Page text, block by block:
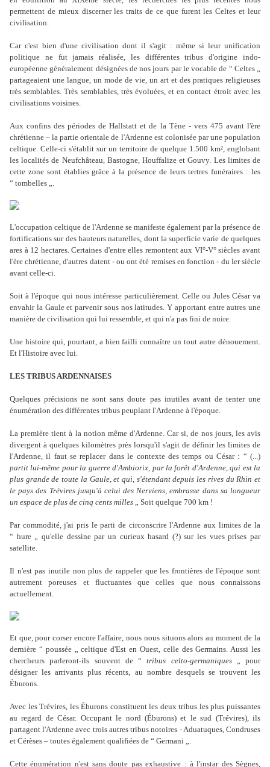
permettent de mieux discerner les traits de ce que furent les Celtes et leur
civilisation.
Car c'est bien d'une civilisation dont il s'agit : même si leur unification
politique ne fut jamais réalisée, les différentes tribus d'origine indo-
européenne généralement désignées de nos jours par le vocable de “ Celtes „
partageaient une langue, un mode de vie, un art et des pratiques religieuses
très semblables. Très semblables, très évoluées, et en contact étroit avec les
civilisations voisines.
Aux confins des périodes de Hallstatt et de la Tène - vers 475 avant l'ère
chrétienne – la partie orientale de l'Ardenne est colonisée par une population
celtique. Celle-ci s'établit sur un territoire de quelque 1.500 km², englobant
les localités de Neufchâteau, Bastogne, Houffalize et Gouvy. Les limites de
cette zone sont établies grâce à la présence de leurs tertres funéraires : les
“ tombelles „.
L'occupation celtique de l'Ardenne se manifeste également par la présence de
fortifications sur des hauteurs naturelles, dont la superficie varie de quelques
ares à 12 hectares. Certaines d'entre elles remontent aux VI°-V° siècles avant
l'ère chrétienne, d'autres datent - ou ont été remises en fonction - du Ier siècle
avant celle-ci.
Soit à l'époque qui nous intéresse particulièrement. Celle ou Jules César va
envahir la Gaule et parvenir sous nos latitudes. Y apportant entre autres une
manière de civilisation qui lui ressemble, et qui n'a pas fini de nuire.
Une histoire qui, pourtant, a bien failli connaître un tout autre dénouement.
Et l'Histoire avec lui.
LES TRIBUS ARDENNAISES
Quelques précisions ne sont sans doute pas inutiles avant de tenter une
énumération des différentes tribus peuplant l'Ardenne à l'époque.
La première tient à la notion même d'Ardenne. Car si, de nos jours, les avis
divergent à quelques kilomètres près lorsqu'il s'agit de définir les limites de
l'Ardenne, il faut se replacer dans le contexte des temps ou César : “ (...)
partit lui-même pour la guerre d'Ambiorix, par la forêt d'Ardenne, qui est la
plus grande de toute la Gaule, et qui, s'étendant depuis les rives du Rhin et
le pays des Trévires jusqu'à celui des Nerviens, embrasse dans sa longueur
un espace de plus de cinq cents milles „ Soit quelque 700 km !
Par commodité, j'ai pris le parti de circonscrire l'Ardenne aux limites de la
“ hure „ qu'elle dessine par un curieux hasard (?) sur les vues prises par
satellite.
Il n'est pas inutile non plus de rappeler que les frontières de l'époque sont
autrement poreuses et fluctuantes que celles que nous connaissons
actuellement.
Et que, pour corser encore l'affaire, nous nous situons alors au moment de la
dernière “ poussée „ celtique d'Est en Ouest, celle des Germains. Aussi les
chercheurs parleront-ils souvent de “tribus celto-germaniques„ pour
désigner les arrivants plus récents, au nombre desquels se trouvent les
Éburons.
Avec les Trévires, les Éburons constituent les deux tribus les plus puissantes
au regard de César. Occupant le nord (Éburons) et le sud (Trévires), ils
partagent l'Ardenne avec trois autres tribus notoires - Aduatuques, Condruses
et Cérèses – toutes également qualifiées de “ Germani „.
Cette énumération n'est sans doute pas exhaustive : à l'instar des Sègnes,